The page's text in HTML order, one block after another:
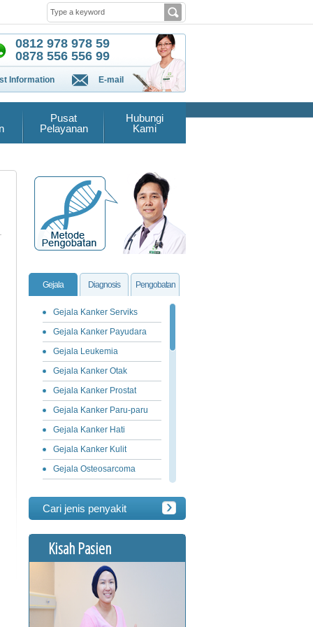
0812 978 978 59
0878 556 556 99
Information E-mail
Pusat
Pelayanan
Hubungi
Kami
Gejala Diagnosis Pengobatan
Gejala Kanker Serviks
Gejala Kanker Payudara
Gejala Leukemia
Gejala Kanker Otak
Gejala Kanker Prostat
Gejala Kanker Paru-paru
Gejala Kanker Hati
Gejala Kanker Kulit
Gejala Osteosarcoma
Gejala Kanker Lambung
Gejala Kanker Pankreas
Gejala Kanker Usus Besar
Gejala Kanker Penis
Gejala Kanker Testis
Cari jenis penyakit
Kisah Pasien